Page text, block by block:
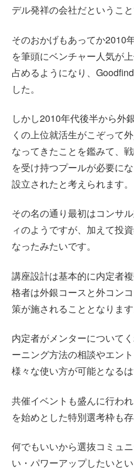
デル発祥の会社だということ
そのおかげもあってか2010
を筆頭にベンチャー人気が
占めるようになり、
した。
しかし2010年代後半から外
くの上位就活生がこぞって
なってきたことを鑑みて、
を受け持つプールが必要に
設立されたと考えられます。
その名の通り最初はコンサ
ィのようですが、加えて投
なったみたいです。
講座設計は基本的に内定者
格者は外銀コースと外コン
策が施されることとなります
内定者がメンターについて
ーニング方法の相談やエン
様々な使い方が可能となるは
共催イベントも盛んに行わ
を始めとした特別選考枠も存
何でもいいから選抜コミュ
い・パワーアップしたいと